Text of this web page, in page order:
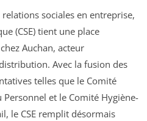
sociales en entreprise,
(CSE) tient une place
Auchan, acteur
Avec la fusion des
telles que le Comité
Personnel et le Comité Hygiène-
le CSE remplit désormais